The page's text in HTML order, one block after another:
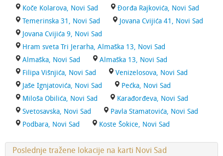
Koče Kolarova, Novi Sad
Đorđa Rajkovića, Novi Sad
Temerinska 31, Novi Sad
Jovana Cvijića 41, Novi Sad
Jovana Cvijića 9, Novi Sad
Hram sveta Tri Jerarha, Almaška 13, Novi Sad
Almaška, Novi Sad
Almaška 13, Novi Sad
Filipa Višnjića, Novi Sad
Venizelosova, Novi Sad
Jaše Ignjatovića, Novi Sad
Pećka, Novi Sad
Miloša Obilića, Novi Sad
Karađorđeva, Novi Sad
Svetosavska, Novi Sad
Pavla Stamatovića, Novi Sad
Podbara, Novi Sad
Koste Šokice, Novi Sad
Poslednje tražene lokacije na karti Novi Sad